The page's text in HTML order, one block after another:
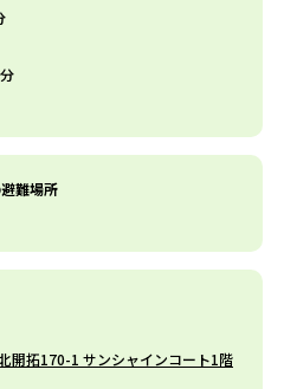
難場所
開拓170-1 サンシャインコート1階